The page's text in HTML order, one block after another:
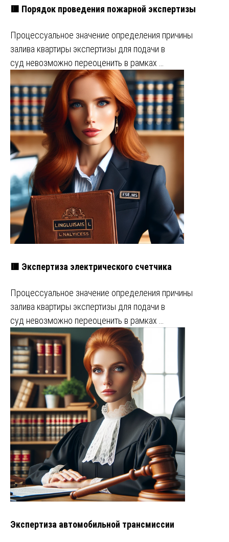
🟥 Порядок проведения пожарной экспертизы
Процессуальное значение определения причины
залива квартиры экспертизы для подачи в
суд невозможно переоценить в рамках …
🟥 Экспертиза электрического счетчика
Процессуальное значение определения причины
залива квартиры экспертизы для подачи в
суд невозможно переоценить в рамках …
Экспертиза автомобильной трансмиссии